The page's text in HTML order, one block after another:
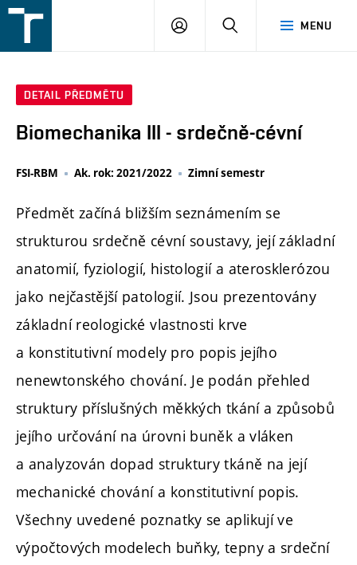
v
MENU
PŘIHLÁŠENÍ
DETAIL PŘEDMĚTU
Biomechanika III - srdečně-cévní
FSI-RBM Ak. rok: 2021/2022 Zimní semestr
Předmět začíná bližším seznámením se
strukturou srdečně cévní soustavy, její základní
anatomií, fyziologií, histologií a aterosklerózou
jako nejčastější patologií. Jsou prezentovány
základní reologické vlastnosti krve
a konstitutivní modely pro popis jejího
nenewtonského chování. Je podán přehled
struktury příslušných měkkých tkání a způsobů
jejího určování na úrovni buněk a vláken
a analyzován dopad struktury tkáně na její
mechanické chování a konstitutivní popis.
Všechny uvedené poznatky se aplikují ve
výpočtových modelech buňky, tepny a srdeční